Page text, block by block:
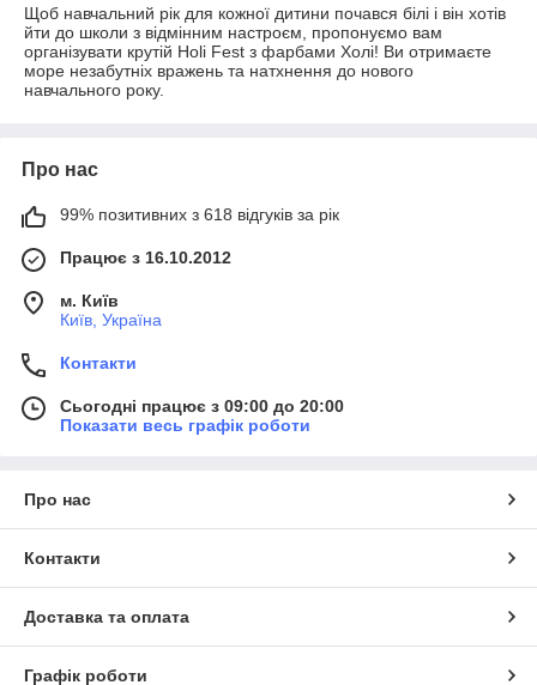
Щоб навчальний рік для кожної дитини почався білі і він хотів
йти до школи з відмінним настроєм, пропонуємо вам
організувати крутій Holi Fest з фарбами Холі! Ви отримаєте
море незабутніх вражень та натхнення до нового
навчального року.
Про нас
99% позитивних з 618 відгуків за рік
Працює з 16.10.2012
м. Київ
Київ, Україна
Контакти
Сьогодні працює з 09:00 до 20:00
Показати весь графік роботи
Про нас
Контакти
Доставка та оплата
Графік роботи